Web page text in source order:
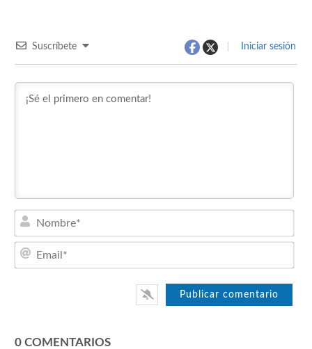
Suscríbete Iniciar sesión
0 COMENTARIOS